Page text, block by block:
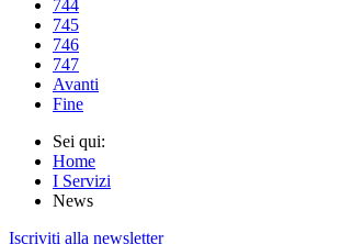
744
745
746
747
Avanti
Fine
Sei qui:
Home
I Servizi
News
Iscriviti alla newsletter